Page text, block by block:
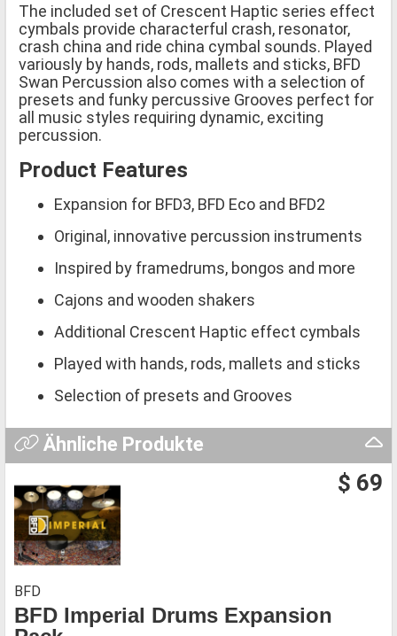
The included set of Crescent Haptic series effect
cymbals provide characterful crash, resonator,
crash china and ride china cymbal sounds. Played
variously by hands, rods, mallets and sticks, BFD
Swan Percussion also comes with a selection of
presets and funky percussive Grooves perfect for
all music styles requiring dynamic, exciting
percussion.
Product Features
Expansion for BFD3, BFD Eco and BFD2
Original, innovative percussion instruments
Inspired by framedrums, bongos and more
Cajons and wooden shakers
Additional Crescent Haptic effect cymbals
Played with hands, rods, mallets and sticks
Selection of presets and Grooves
Ähnliche Produkte
$ 69
BFD
BFD Imperial Drums Expansion